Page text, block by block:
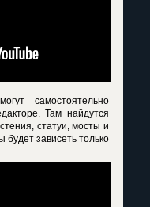
самостоятельно
Там найдутся
статуи, мосты и
зависеть только